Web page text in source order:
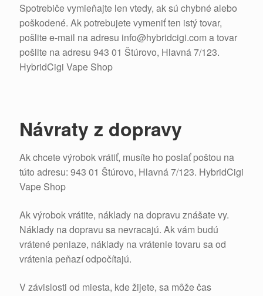
Spotrebiče vymieňajte len vtedy, ak sú chybné alebo
poškodené. Ak potrebujete vymeniť ten istý tovar,
pošlite e-mail na adresu info@hybridcigi.com a tovar
pošlite na adresu 943 01 Štúrovo, Hlavná 7/123.
HybridCigi Vape Shop
Návraty z dopravy
Ak chcete výrobok vrátiť, musíte ho poslať poštou na
túto adresu: 943 01 Štúrovo, Hlavná 7/123. HybridCigi
Vape Shop
Ak výrobok vrátite, náklady na dopravu znášate vy.
Náklady na dopravu sa nevracajú. Ak vám budú
vrátené peniaze, náklady na vrátenie tovaru sa od
vrátenia peňazí odpočítajú.
V závislosti od miesta, kde žijete, sa môže čas